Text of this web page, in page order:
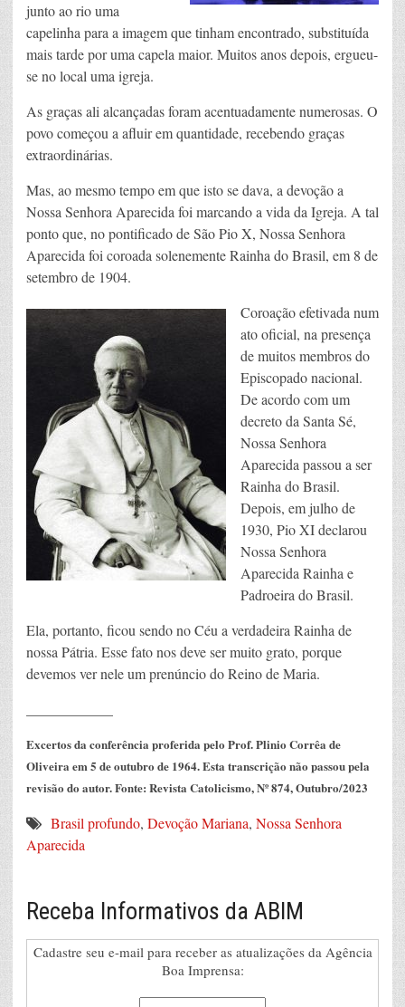
junto ao rio uma
capelinha para a imagem que tinham encontrado, substituída
mais tarde por uma capela maior. Muitos anos depois, ergueu-
se no local uma igreja.
As graças ali alcançadas foram acentuadamente numerosas. O
povo começou a afluir em quantidade, recebendo graças
extraordinárias.
Mas, ao mesmo tempo em que isto se dava, a devoção a
Nossa Senhora Aparecida foi marcando a vida da Igreja. A tal
ponto que, no pontificado de São Pio X, Nossa Senhora
Aparecida foi coroada solenemente Rainha do Brasil, em 8 de
setembro de 1904.
Coroação efetivada num
ato oficial, na presença
de muitos membros do
Episcopado nacional.
De acordo com um
decreto da Santa Sé,
Nossa Senhora
Aparecida passou a ser
Rainha do Brasil.
Depois, em julho de
1930, Pio XI declarou
Nossa Senhora
Aparecida Rainha e
Padroeira do Brasil.
Ela, portanto, ficou sendo no Céu a verdadeira Rainha de
nossa Pátria. Esse fato nos deve ser muito grato, porque
devemos ver nele um prenúncio do Reino de Maria.
Excertos da conferência proferida pelo Prof. Plinio Corrêa de
Oliveira em 5 de outubro de 1964. Esta transcrição não passou pela
revisão do autor.Fonte: Revista Catolicismo, Nº 874, Outubro/2023
Brasil profundo, Devoção Mariana, Nossa Senhora
Aparecida
Receba Informativos da ABIM
Cadastre seu e-mail para receber as atualizações da Agência
Boa Imprensa: